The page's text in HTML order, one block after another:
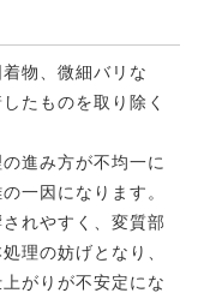
物、微細バリな
たものを取り除く
進み方が不均一に
一因になります。
れやすく、変質部
理の妨げとなり、
がりが不安定にな